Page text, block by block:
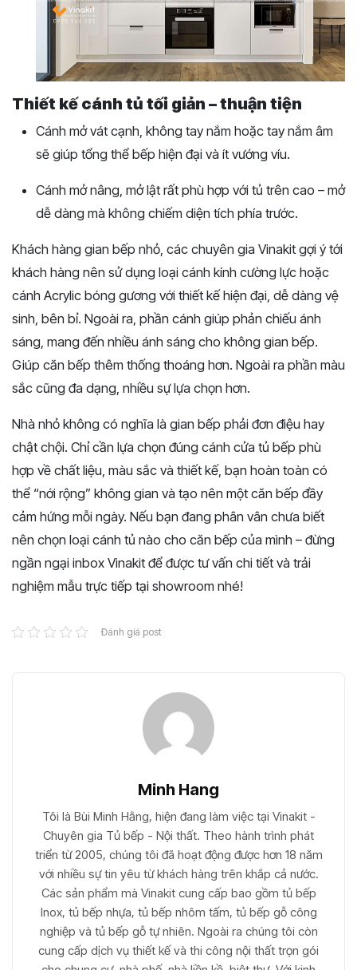
Thiết kế cánh tủ tối giản – thuận tiện
Cánh mở vát cạnh, không tay nắm hoặc tay nắm âm
sẽ giúp tổng thể bếp hiện đại và ít vướng víu.
Cánh mở nâng, mở lật rất phù hợp với tủ trên cao – mở
dễ dàng mà không chiếm diện tích phía trước.
Khách hàng gian bếp nhỏ, các chuyên gia Vinakit gợi ý tới
khách hàng nên sử dụng loại cánh kính cường lực hoặc
cánh Acrylic bóng gương với thiết kế hiện đại, dễ dàng vệ
sinh, bên bỉ. Ngoài ra, phần cánh giúp phản chiếu ánh
sáng, mang đến nhiều ánh sáng cho không gian bếp.
Giúp căn bếp thêm thống thoáng hơn. Ngoài ra phần màu
sắc cũng đa dạng, nhiều sự lựa chọn hơn.
Nhà nhỏ không có nghĩa là gian bếp phải đơn điệu hay
chật chội. Chỉ cần lựa chọn đúng cánh cửa tủ bếp phù
hợp về chất liệu, màu sắc và thiết kế, bạn hoàn toàn có
thể “nới rộng” không gian và tạo nên một căn bếp đầy
cảm hứng mỗi ngày. Nếu bạn đang phân vân chưa biết
nên chọn loại cánh tủ nào cho căn bếp của mình – đừng
ngần ngại inbox Vinakit để được tư vấn chi tiết và trải
nghiệm mẫu trực tiếp tại showroom nhé!
Đánh giá post
Minh Hang
Tôi là Bùi Minh Hằng, hiện đang làm việc tại Vinakit -
Chuyên gia Tủ bếp - Nội thất. Theo hành trình phát
triển từ 2005, chúng tôi đã hoạt động được hơn 18 năm
với nhiều sự tin yêu từ khách hàng trên khắp cả nước.
Các sản phẩm mà Vinakit cung cấp bao gồm tủ bếp
Inox, tủ bếp nhựa, tủ bếp nhôm tấm, tủ bếp gỗ công
nghiệp và tủ bếp gỗ tự nhiên. Ngoài ra chúng tôi còn
cung cấp dịch vụ thiết kế và thi công nội thất trọn gói